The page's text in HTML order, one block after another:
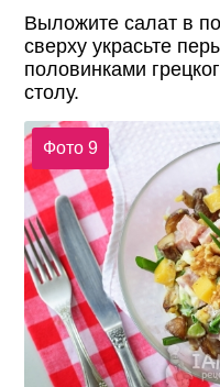
Выложите салат в
сверху украсьте
половинками
столу.
Фото 9